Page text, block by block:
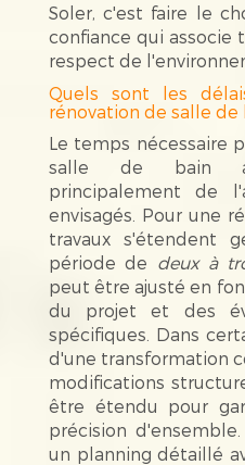
Soler, c'est faire le
confiance qui associe
respect de
Quels sont les
rénovation de salle de
Le temps nécessaire
salle de bain
principalement de
envisagés. Pour une
travaux s'étendent
période de deux à
peut être ajusté en
du projet et des
spécifiques. Dans
d'une transformation
modifications
être étendu pour
précision
un planning détaillé